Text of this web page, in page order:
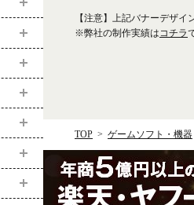
【注意】上記バナーデザ
※弊社の制作実績はコチラ
TOP ゲームソフト・機器